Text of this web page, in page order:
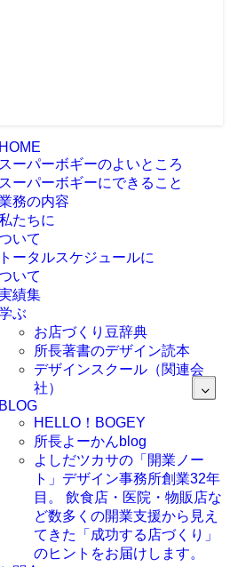
HOME
スーパーボギーのよいところ
スーパーボギーにできること
務の内容
たちに
いて
トータルスケジュールに
いて
績集
ぶ
お店づくり豆辞典
所長著書のデザイン読本
デザインスクール（関連会
社）
BLOG
HELLO！BOGEY
所長よーかんblog
よしだツカサの「開業ノー
ト」 デザイン事務所創業32年
目。 飲食店・医院・物販店な
ど数多くの開業支援から見え
てきた「成功する店づくり」
のヒントをお届けします。